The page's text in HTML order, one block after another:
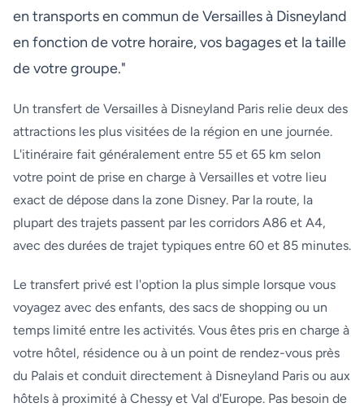
en transports en commun de Versailles à Disneyland
en fonction de votre horaire, vos bagages et la taille
de votre groupe."
Un transfert de Versailles à Disneyland Paris relie deux des
attractions les plus visitées de la région en une journée.
L'itinéraire fait généralement entre 55 et 65 km selon
votre point de prise en charge à Versailles et votre lieu
exact de dépose dans la zone Disney. Par la route, la
plupart des trajets passent par les corridors A86 et A4,
avec des durées de trajet typiques entre 60 et 85 minutes.
Le transfert privé est l'option la plus simple lorsque vous
voyagez avec des enfants, des sacs de shopping ou un
temps limité entre les activités. Vous êtes pris en charge à
votre hôtel, résidence ou à un point de rendez-vous près
du Palais et conduit directement à Disneyland Paris ou aux
hôtels à proximité à Chessy et Val d'Europe. Pas besoin de